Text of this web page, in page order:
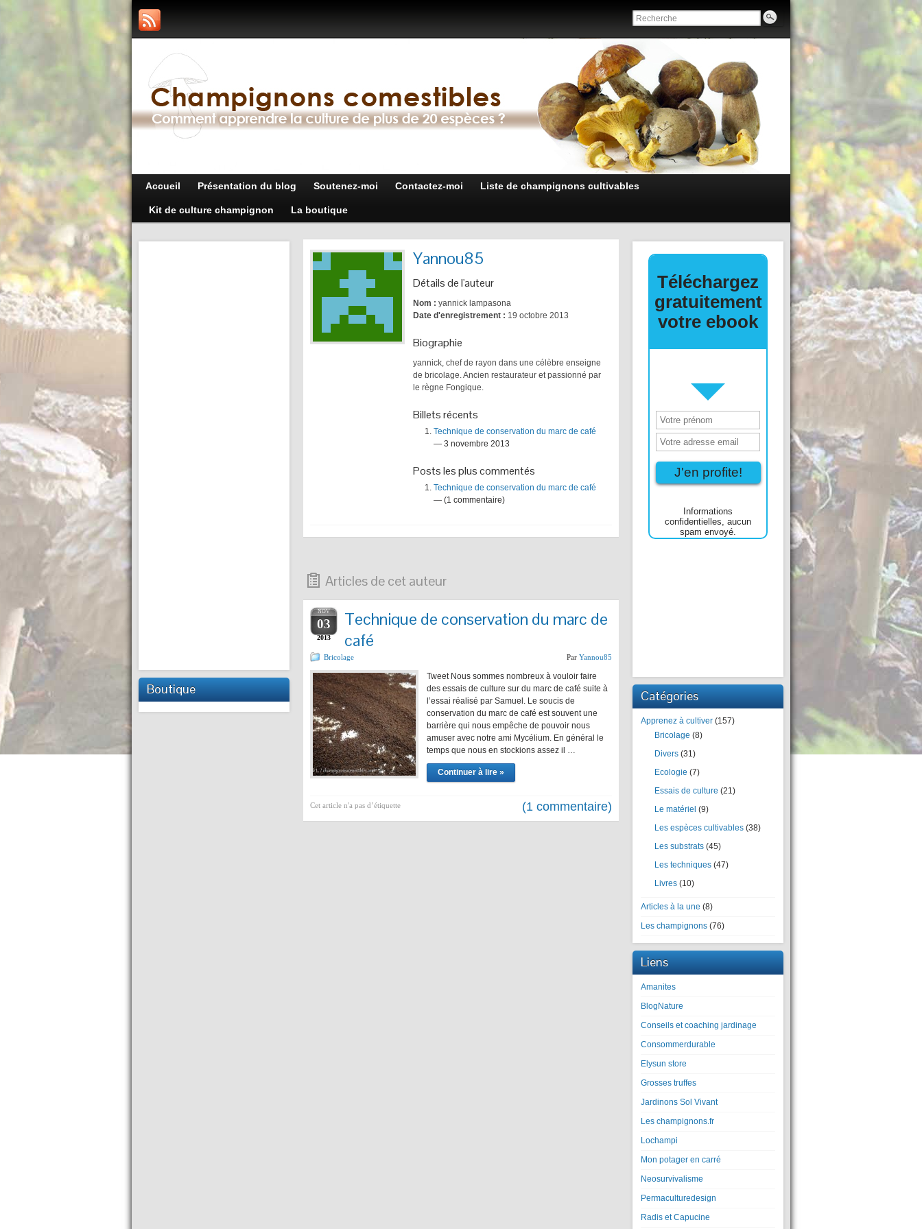
Accueil Présentation du blog Soutenez-moi Contactez-moi Liste de champignons cultivables
Kit de culture champignon La boutique
Boutique
Yannou85
Détails de l'auteur
Nom : yannick lampasona
Date d'enregistrement : 19 octobre 2013
Biographie
yannick, chef de rayon dans une célèbre enseigne
de bricolage. Ancien restaurateur et passionné par
le règne Fongique.
Billets récents
Technique de conservation du marc de café
— 3 novembre 2013
Posts les plus commentés
Technique de conservation du marc de café
— (1 commentaire)
Articles de cet auteur
NOV
03
2013
Technique de conservation du marc de
café
Bricolage Par Yannou85
Tweet Nous sommes nombreux à vouloir faire
des essais de culture sur du marc de café suite à
l’essai réalisé par Samuel. Le soucis de
conservation du marc de café est souvent une
barrière qui nous empêche de pouvoir nous
amuser avec notre ami Mycélium. En général le
temps que nous en stockions assez il …
Continuer à lire »
Cet article n'a pas d’étiquette (1 commentaire)
Catégories
Apprenez à cultiver (157)
Bricolage (8)
Divers (31)
Ecologie (7)
Essais de culture (21)
Le matériel (9)
Les espèces cultivables (38)
Les substrats (45)
Les techniques (47)
Livres (10)
Articles à la une (8)
Les champignons (76)
Liens
Amanites
BlogNature
Conseils et coaching jardinage
Consommerdurable
Elysun store
Grosses truffes
Jardinons Sol Vivant
Les champignons.fr
Lochampi
Mon potager en carré
Neosurvivalisme
Permaculturedesign
Radis et Capucine